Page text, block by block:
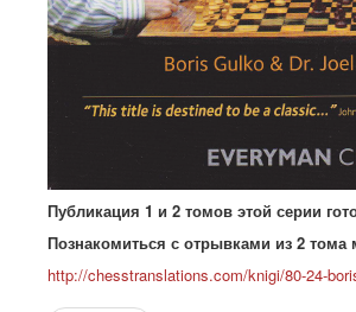
Публикация 1 и 2 томов этой серии
Познакомиться с отрывками из 2 тома
http://chesstranslations.com/knigi/80-24-